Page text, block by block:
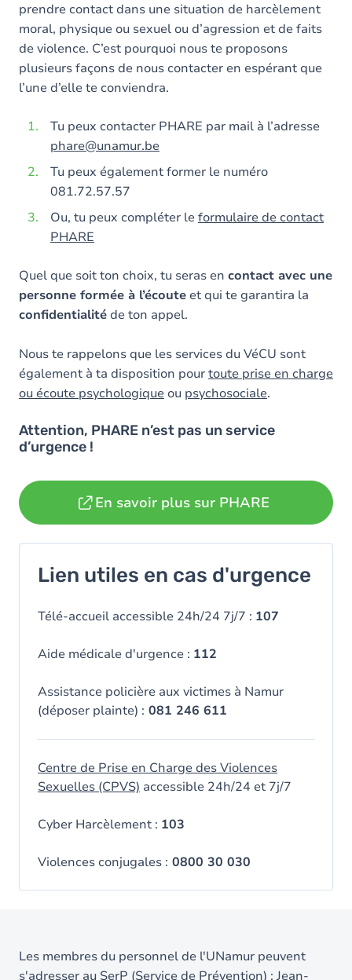
prendre contact dans une situation de harcèlement
moral, physique ou sexuel ou d’agression et de faits
de violence. C’est pourquoi nous te proposons
plusieurs façons de nous contacter en espérant que
l’une d’elle te conviendra.
Tu peux contacter PHARE par mail à l’adresse
phare@unamur.be
Tu peux également former le numéro
081.72.57.57
Ou, tu peux compléter leformulaire de contact
PHARE
Quel que soit ton choix, tu seras en contact avec une
personne formée à l’écoute et qui te garantira la
confidentialitéde ton appel.
Nous te rappelons que les services du VéCU sont
également à ta disposition pourtoute prise en charge
ou écoute psychologique ou psychosociale.
Attention, PHARE n’est pas un service
d’urgence !
En savoir plus sur PHARE
Lien utiles en cas d'urgence
Télé-accueil accessible 24h/24 7j/7 : 107
Aide médicale d'urgence : 112
Assistance policière aux victimes à Namur
(déposer plainte) : 081 246 611
Centre de Prise en Charge des Violences
Sexuelles (CPVS) accessible 24h/24 et 7j/7
Cyber Harcèlement : 103
Violences conjugales : 0800 30 030
Les membres du personnel de l'UNamur peuvent
s'adresser au SerP (Service de Prévention) : Jean-